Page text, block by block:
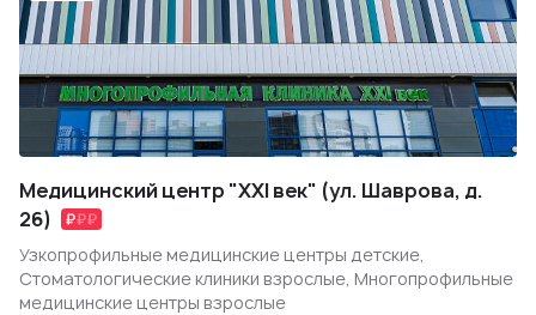
Медицинский центр "XXI век" (ул. Шаврова, д.
26)
Узкопрофильные медицинские центры детские,
Стоматологические клиники взрослые, Многопрофильные
медицинские центры взрослые